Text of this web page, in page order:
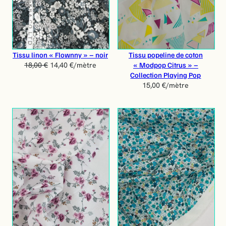
P
R
O
M
O
T
Tissu linon « Flownny » – noir
18,00€ 14,40€/mètre
Tissu popeline de coton
« Modpop Citrus » –
Collection Playing Pop
15,00€/mètre